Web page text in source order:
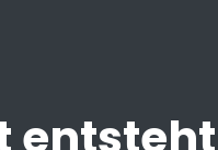
entsteht